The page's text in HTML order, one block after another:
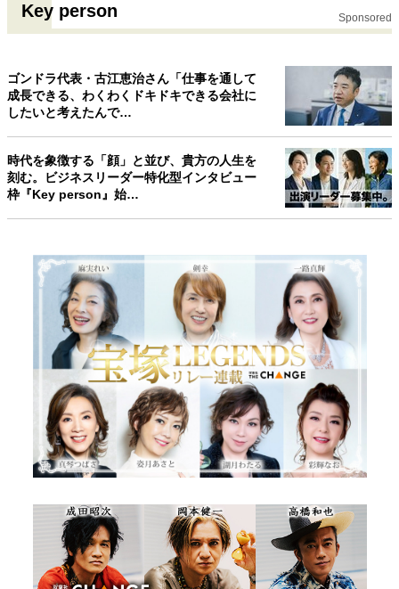
地域とつながる/お金との付き合い方
Key person Sponsored
ゴンドラ代表・古江恵治さん「仕事を通して
成長できる、わくわくドキドキできる会社に
したいと考えたんで…
時代を象徴する「顔」と並び、貴方の人生を
刻む。ビジネスリーダー特化型インタビュー
枠『Key person』始…